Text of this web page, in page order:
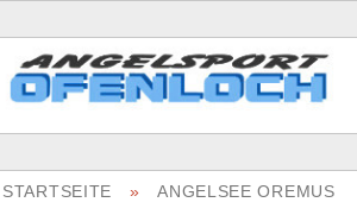
STARTSEITE » ANGELSEE OREMUS